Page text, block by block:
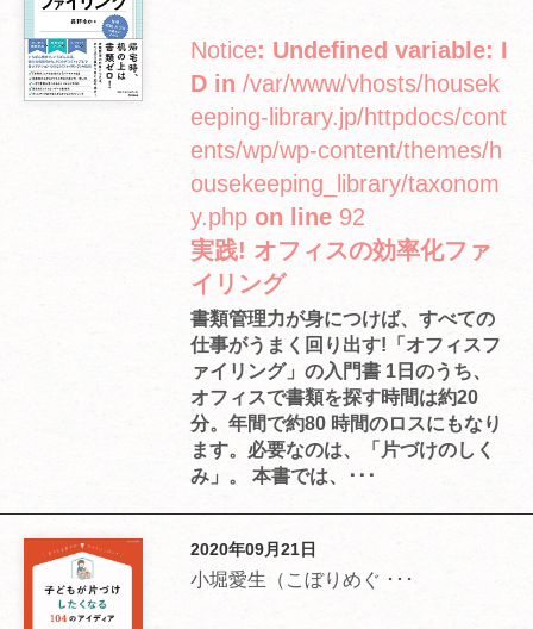
Notice: Undefined variable: I
D in /var/www/vhosts/housek
eeping-library.jp/httpdocs/cont
ents/wp/wp-content/themes/h
ousekeeping_library/taxonom
y.php on line 92
実践! オフィスの効率化ファ
イリング
書類管理力が身につけば、すべての
仕事がうまく回り出す!「オフィスフ
ァイリング」の入門書 1日のうち、
オフィスで書類を探す時間は約20
分。年間で約80 時間のロスにもなり
ます。必要なのは、「片づけのしく
み」。 本書では、･･･
2020年09月21日
小堀愛生（こぼりめぐ ･･･